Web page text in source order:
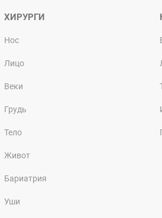
ХИРУРГИ
Нос
Лицо
Веки
Грудь
Тело
Живот
Бариатрия
Уши